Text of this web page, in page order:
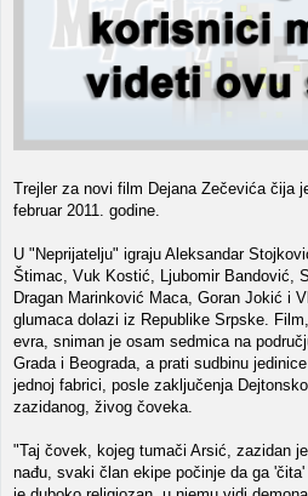
Trejler za novi film Dejana Zečevića čija
februar 2011. godine.
U "Neprijatelju" igraju Aleksandar
Štimac, Vuk Kostić, Ljubomir Bandović,
Dragan Marinković Maca, Goran Jokić i
glumaca dolazi iz Republike Srpske.
evra, sniman je osam sedmica na
Grada i Beograda, a prati sudbinu
jednoj fabrici, posle zaključenja
zazidanog, živog čoveka.
"Taj čovek, kojeg tumači Arsić, zazidan
nađu, svaki član ekipe počinje da ga